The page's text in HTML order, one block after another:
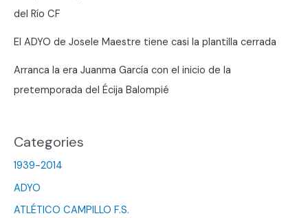
pierde
feudo
del Río CF
El ADYO de Josele Maestre tiene casi la plantilla cerrada
Arranca la era Juanma García con el inicio de la
pretemporada del Écija Balompié
Categories
1939-2014
ADYO
ATLÉTICO CAMPILLO F.S.